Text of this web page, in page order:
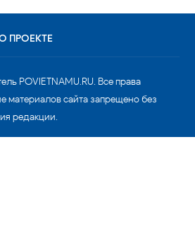
ПРОЕКТЕ
POVIETNAMU.RU. Все права
материалов сайта запрещено без
редакции.